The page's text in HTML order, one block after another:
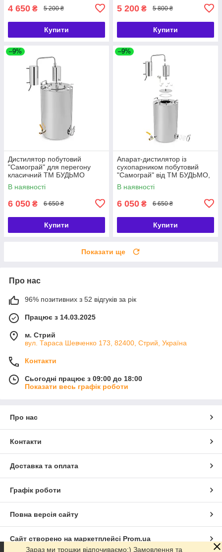
4 650 ₴ 5 200 ₴
Купити
5 200 ₴ 5 800 ₴
Купити
–9%
Дистилятор побутовий
"Самограй" для перегону
класичний ТМ БУДЬМО
нержавіюча сталь із
сухопарником класичний
В наявності
6 050 ₴ 6 650 ₴
Купити
–9%
Апарат-дистилятор із
сухопарником побутовий
"Самограй" від ТМ БУДЬМО,
з перегінним кубом
В наявності
6 050 ₴ 6 650 ₴
Купити
Показати ще
Про нас
96% позитивних з 52 відгуків за рік
Працює з 14.03.2025
м. Стрий
вул. Тараса Шевченко 173, 82400, Стрий, Україна
Контакти
Сьогодні працює з 09:00 до 18:00
Показати весь графік роботи
Про нас
Контакти
Доставка та оплата
Графік роботи
Повна версія сайту
Сайт створено на маркетплейсі Prom.ua
Зараз ми трошки відпочиваємо:) Замовлення та